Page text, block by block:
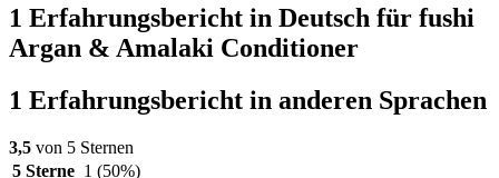
1 Erfahrungsbericht in Deutsch für fushi
Argan & Amalaki Conditioner
1 Erfahrungsbericht in anderen Sprachen
3,5 von 5 Sternen
5 Sterne 1 (50%)